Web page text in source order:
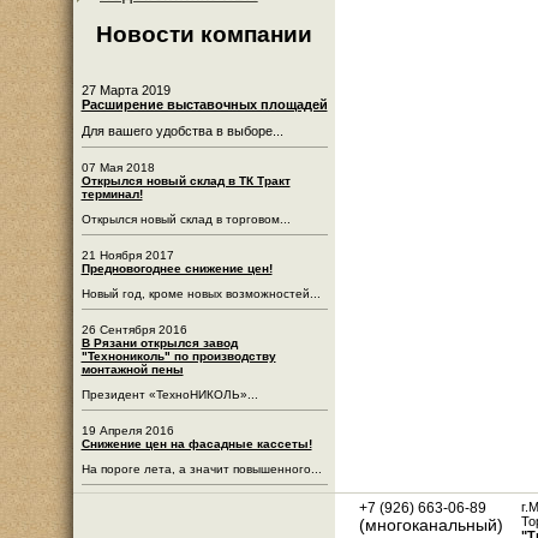
Новости компании
27 Марта 2019
Расширение выставочных площадей
Для вашего удобства в выборе...
07 Мая 2018
Открылся новый склад в ТК Тракт
терминал!
Открылся новый склад в торговом...
21 Ноября 2017
Предновогоднее снижение цен!
Новый год, кроме новых возможностей...
26 Сентября 2016
В Рязани открылся завод
"Технониколь" по производству
монтажной пены
Президент «ТехноНИКОЛЬ»...
19 Апреля 2016
Снижение цен на фасадные кассеты!
На пороге лета, а значит повышенного...
+7 (926) 663-06-89
(многоканальный)